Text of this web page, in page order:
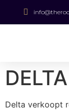
DELTA
Delta verkoopt